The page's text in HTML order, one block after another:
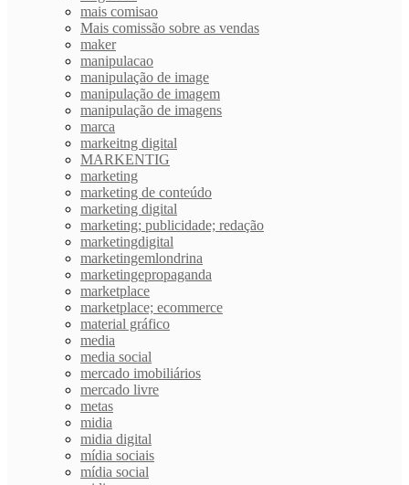
mais comisao
Mais comissão sobre as vendas
maker
manipulacao
manipulação de image
manipulação de imagem
manipulação de imagens
marca
markeitng digital
MARKENTIG
marketing
marketing de conteúdo
marketing digital
marketing; publicidade; redação
marketingdigital
marketingemlondrina
marketingepropaganda
marketplace
marketplace; ecommerce
material gráfico
media
media social
mercado imobiliários
mercado livre
metas
midia
midia digital
mídia sociais
mídia social